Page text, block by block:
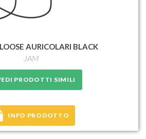
AURICOLARI BLACK
JAM
PRODOTTI SIMILI
INFO PRODOTTO